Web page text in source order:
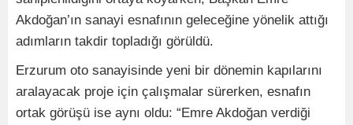
Akdoğan’ın sanayi esnafının geleceğine yönelik attığı
adımların takdir topladığı görüldü.
Erzurum oto sanayisinde yeni bir dönemin kapılarını
aralayacak proje için çalışmalar sürerken, esnafın
ortak görüşü ise aynı oldu: “Emre Akdoğan verdiği